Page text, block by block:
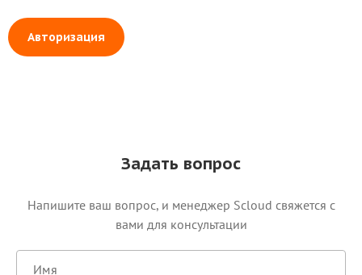
Авторизация
Задать вопрос
Напишите ваш вопрос, и менеджер Scloud свяжется c
вами для консультации